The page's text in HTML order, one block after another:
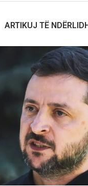
ARTIKUJ TË